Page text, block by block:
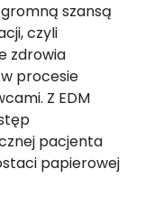
szansą
czyli
zdrowia
procesie
Z EDM
pacjenta
papierowej